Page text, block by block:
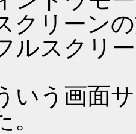
クリーン
ルスクリ
いう画面